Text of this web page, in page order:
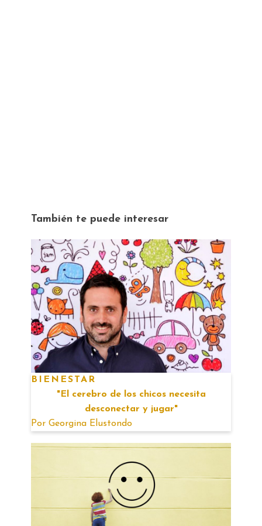
También te puede interesar
BIENESTAR
"El cerebro de los chicos necesita
desconectar y jugar"
Por Georgina Elustondo